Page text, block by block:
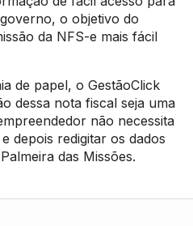
o objetivo do
da NFS-e mais fácil
de papel, o GestãoClick
dessa nota fiscal seja uma
não necessita
depois redigitar os dados
das Missões.